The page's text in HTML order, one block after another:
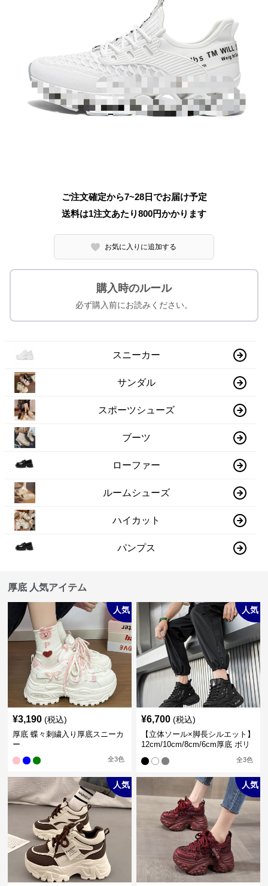
ご注文確定から7~28日でお届け予定
送料は1注文あたり800円かかります
お気に入りに追加する
購入時のルール
必ず購入前にお読みください。
スニーカー
サンダル
スポーツシューズ
ブーツ
ローファー
ルームシューズ
ハイカット
パンプス
厚底 人気アイテム
人気
¥3,190 (税込)
厚底 蝶々刺繍入り厚底スニーカ
ー
全3色
人気
¥6,700 (税込)
【立体ソール×脚長シルエット】
12cm/10cm/8cm/6cm厚底 ボリ
ュームソール立体設計ハイカッ
トスニーカー｜スニーカー・ハ
イカット
全3色
人気 人気